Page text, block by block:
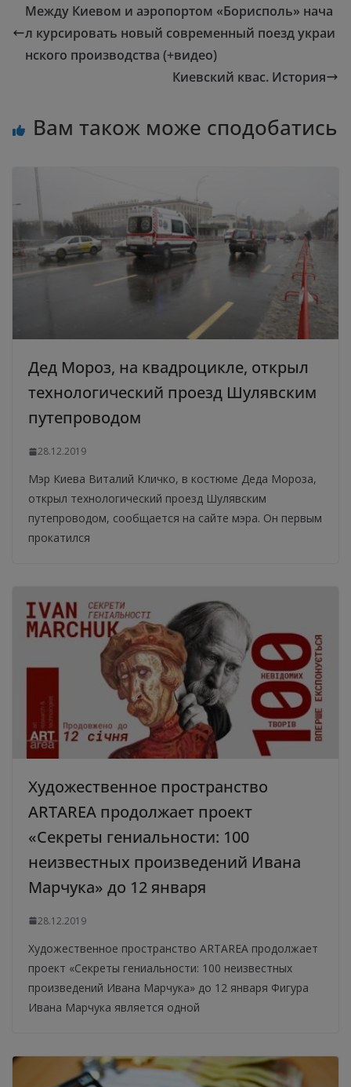
Между Киевом и аэропортом «Борисполь» нача
л курсировать новый современный поезд украи
нского производства (+видео)
Киевский квас. История
Вам також може сподобатись
Дед Мороз, на квадроцикле, открыл
технологический проезд Шулявским
путепроводом
28.12.2019
Мэр Киева Виталий Кличко, в костюме Деда Мороза,
открыл технологический проезд Шулявским
путепроводом, сообщается на сайте мэра. Он первым
прокатился
Художественное пространство
ARTAREA продолжает проект
«Секреты гениальности: 100
неизвестных произведений Ивана
Марчука» до 12 января
28.12.2019
Художественное пространство ARTAREA продолжает
проект «Секреты гениальности: 100 неизвестных
произведений Ивана Марчука» до 12 января Фигура
Ивана Марчука является одной